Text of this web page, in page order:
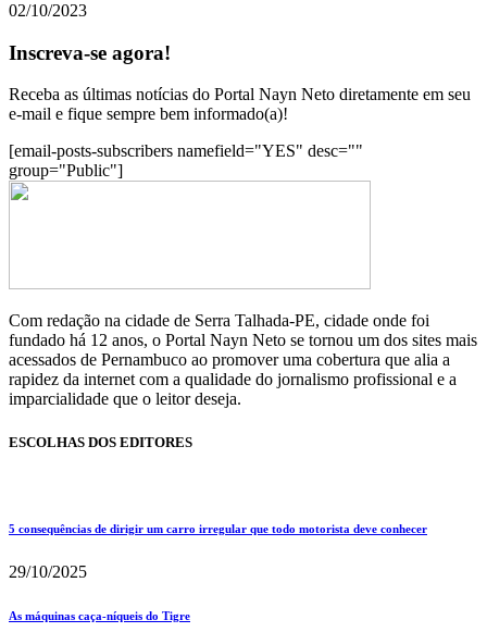
02/10/2023
Inscreva-se agora!
Receba as últimas notícias do Portal Nayn Neto diretamente em seu
e-mail e fique sempre bem informado(a)!
[email-posts-subscribers namefield="YES" desc=""
group="Public"]
Com redação na cidade de Serra Talhada-PE, cidade onde foi
fundado há 12 anos, o Portal Nayn Neto se tornou um dos sites mais
acessados de Pernambuco ao promover uma cobertura que alia a
rapidez da internet com a qualidade do jornalismo profissional e a
imparcialidade que o leitor deseja.
ESCOLHAS DOS EDITORES
5 consequências de dirigir um carro irregular que todo motorista deve conhecer
29/10/2025
As máquinas caça-níqueis do Tigre